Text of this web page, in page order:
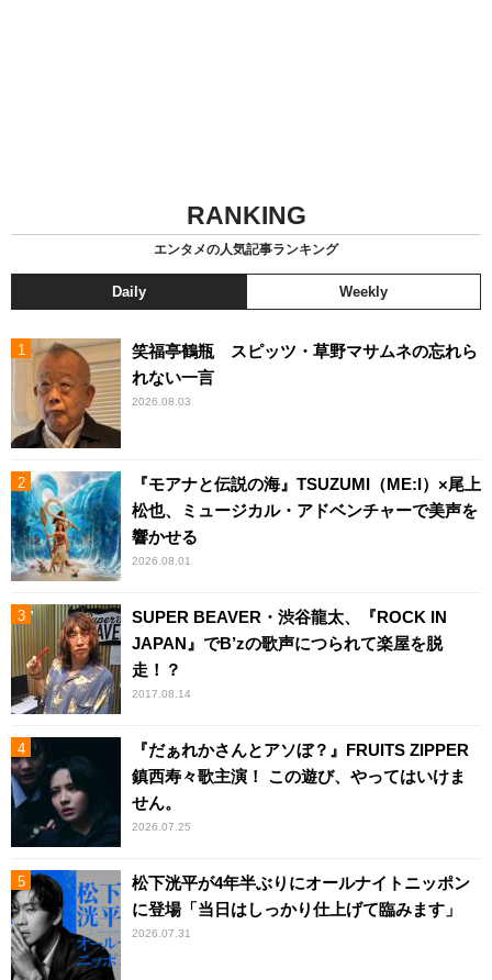
RANKING
エンタメの人気記事ランキング
Daily Weekly
笑福亭鶴瓶 スピッツ・草野マサムネの忘れら
れない一言
2026.08.03
『モアナと伝説の海』TSUZUMI（ME:I）×尾上
松也、ミュージカル・アドベンチャーで美声を
響かせる
2026.08.01
SUPER BEAVER・渋谷龍太、『ROCK IN
JAPAN』でB’zの歌声につられて楽屋を脱
走！？
2017.08.14
『だぁれかさんとアソぼ？』FRUITS ZIPPER
鎮西寿々歌主演！ この遊び、やってはいけま
せん。
2026.07.25
松下洸平が4年半ぶりにオールナイトニッポン
に登場「当日はしっかり仕上げて臨みます」
2026.07.31